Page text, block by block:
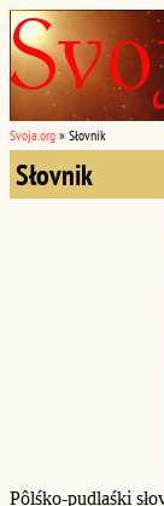
Svoja.org » Słovnik
Słovnik
Pôlśko-pudlaśki